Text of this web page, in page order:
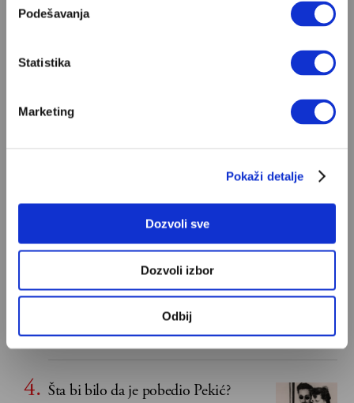
Podešavanja
Statistika
Marketing
Pokaži detalje
Dozvoli sve
Dozvoli izbor
Odbij
do Mihaila Lalića i Slavenke Drakulić...
Snježana Banović: Ovo je moja lista
10 najboljih romana
Ovo su najgore rečenice koje
možete da izgovorite
Kompilacija toksičnih izjava koje su nam se
„Biće ti bolje bez mene“ do „Sve se dešava sa
INA POLJAK
Šta bi bilo da je pobedio Pekić?